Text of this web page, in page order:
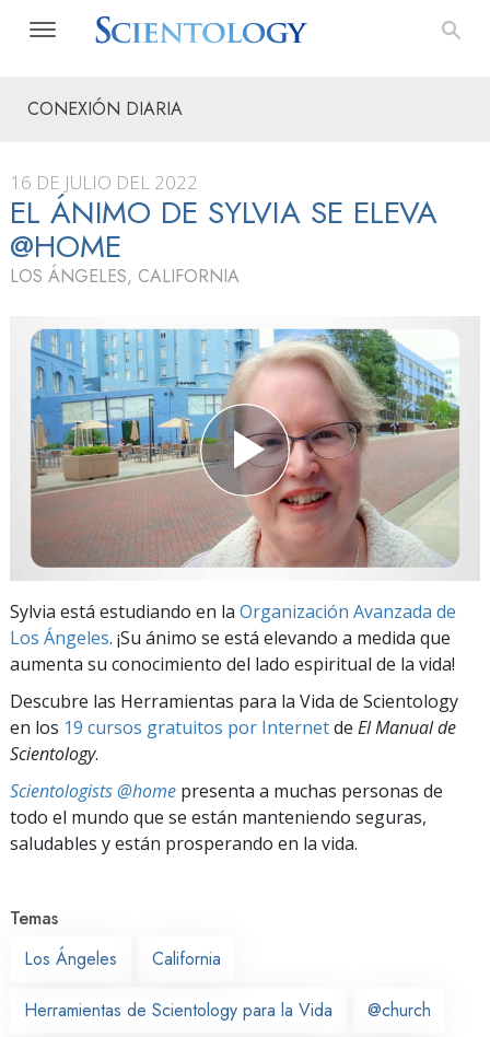
CONEXIÓN DIARIA
16 DE JULIO DEL 2022
EL ÁNIMO DE SYLVIA SE ELEVA
@HOME
LOS ÁNGELES, CALIFORNIA
Sylvia está estudiando en la Organización Avanzada de
Los Ángeles. ¡Su ánimo se está elevando a medida que
aumenta su conocimiento del lado espiritual de la vida!
Descubre las Herramientas para la Vida de Scientology
en los 19 cursos gratuitos por Internetde El Manual de
Scientology.
Scientologists @home presenta a muchas personas de
todo el mundo que se están manteniendo seguras,
saludables y están prosperando en la vida.
Temas
Los Ángeles
California
Herramientas de Scientology para la Vida @church